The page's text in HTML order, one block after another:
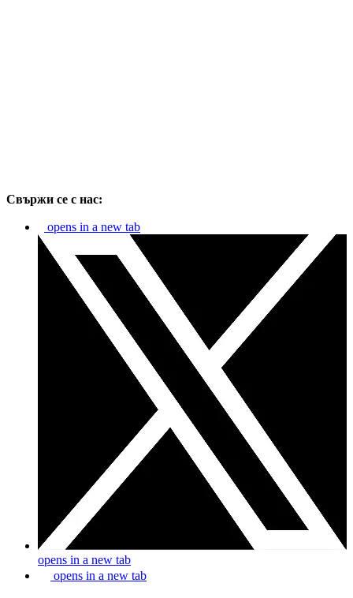
Свържи се с нас:
opens in a new tab
opens in a new tab
opens in a new tab